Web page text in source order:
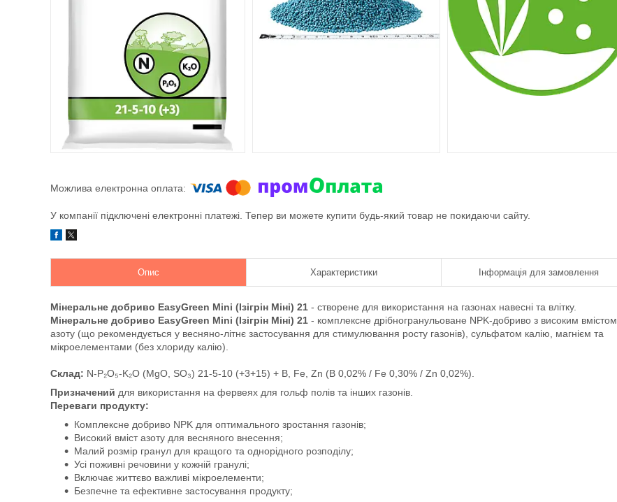
У компанії підключені електронні платежі. Тепер ви можете купити будь-який товар не покидаючи сайту.
Опис Характеристики Інформація для замовлення
Мінеральне добриво EasyGreen Mini (Ізігрін Міні) 21 - створене для використання на газонах навесні та влітку.
Мінеральне добриво EasyGreen Mini (Ізігрін Міні) 21 - комплексне дрібногранульоване NPK-добриво з високим вмістом
азоту (що рекомендується у весняно-літнє застосування для стимулювання росту газонів), сульфатом калію, магнієм та
мікроелементами (без хлориду калію).
Склад: N-P₂O₅-K₂O (MgO, SO₃) 21-5-10 (+3+15) + B, Fe, Zn (B 0,02% / Fe 0,30% / Zn 0,02%).
Призначений для використання на фервеях для гольф полів та інших газонів.
Переваги продукту:
Комплексне добриво NPK для оптимального зростання газонів;
Високий вміст азоту для весняного внесення;
Малий розмір гранул для кращого та однорідного розподілу;
Усі поживні речовини у кожній гранулі;
Включає життєво важливі мікроелементи;
Безпечне та ефективне застосування продукту;